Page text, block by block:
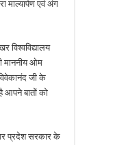
एवं अंग
माननीय ओम
जी के
आपने बातों को
प्रदेश सरकार के